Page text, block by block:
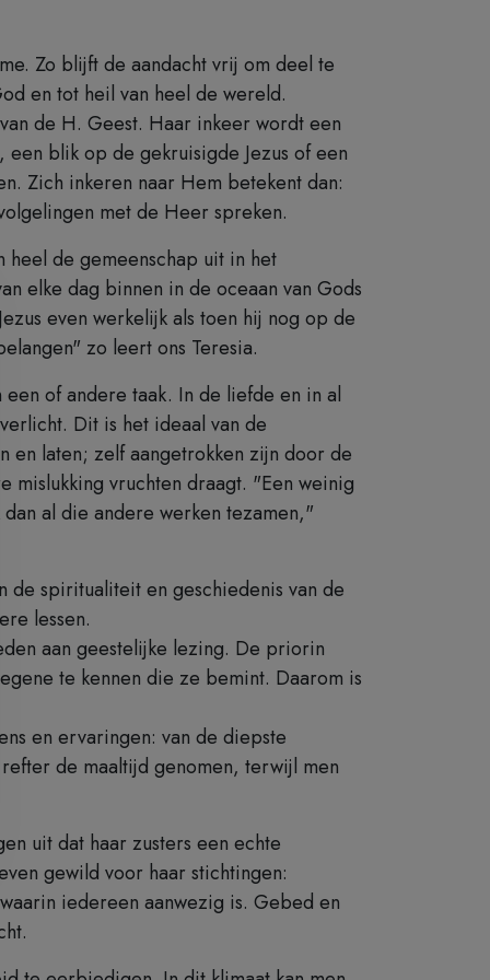
Zo blijft de aandacht vrij om deel te
en tot heil van heel de wereld.
de H. Geest. Haar inkeer wordt een
blik op de gekruisigde Jezus of een
Zich inkeren naar Hem betekent dan:
met de Heer spreken.
de gemeenschap uit in het
elke dag binnen in de oceaan van Gods
even werkelijk als toen hij nog op de
zo leert ons Teresia.
of andere taak. In de liefde en in al
Dit is het ideaal van de
en laten; zelf aangetrokken zijn door de
mislukking vruchten draagt. "Een weinig
al die andere werken tezamen,"
de spiritualiteit en geschiedenis van de
lessen.
aan geestelijke lezing. De priorin
te kennen die ze bemint. Daarom is
en ervaringen: van de diepste
de maaltijd genomen, terwijl men
uit dat haar zusters een echte
gewild voor haar stichtingen:
iedereen aanwezig is. Gebed en